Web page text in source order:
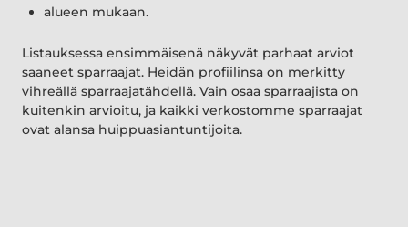
alueen mukaan.
Listauksessa ensimmäisenä näkyvät parhaat arviot
saaneet sparraajat. Heidän profiilinsa on merkitty
vihreällä sparraajatähdellä. Vain osaa sparraajista on
kuitenkin arvioitu, ja kaikki verkostomme sparraajat
ovat alansa huippuasiantuntijoita.